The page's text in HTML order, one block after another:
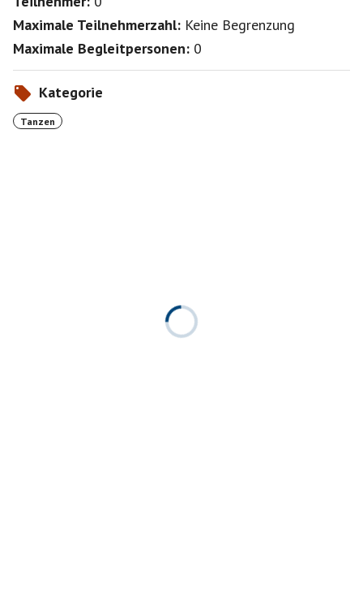
Maximale Teilnehmerzahl: Keine Begrenzung
Maximale Begleitpersonen: 0
Kategorie
Tanzen